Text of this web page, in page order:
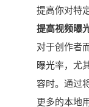
提高你对特
提高视频曝
对于创作者
曝光率，尤
容时。通过
更多的本地